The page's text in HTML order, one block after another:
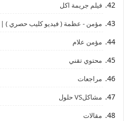
فيلم جريمة اكل
مؤمن - عظمة ( فيديو كليب حصري ) | 2021 | Music video 4k
مؤمن علام
محتوي تقني
مراجعات
مشاكلVS حلول
مقالات